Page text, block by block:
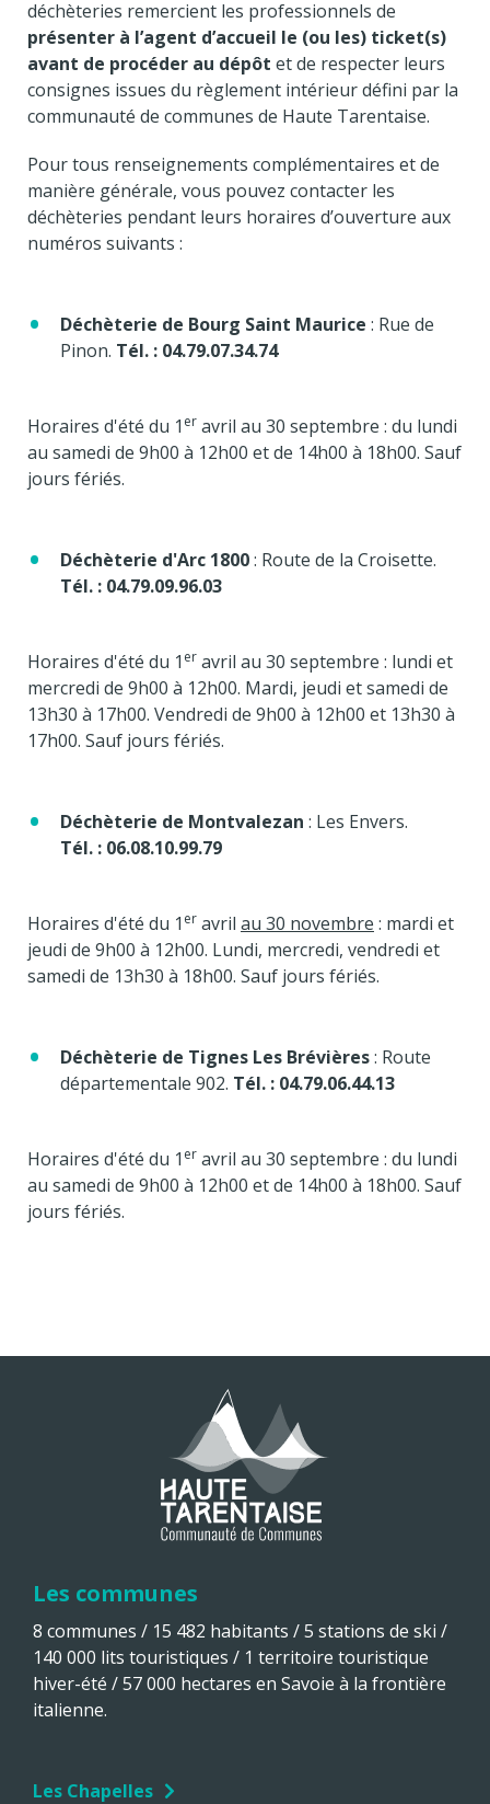
déchèteries remercient les professionnels de
présenter à l’agent d’accueil le (ou les) ticket(s)
avant de procéder au dépôt et de respecter leurs
consignes issues du règlement intérieur défini par la
communauté de communes de Haute Tarentaise.
Pour tous renseignements complémentaires et de
manière générale, vous pouvez contacter les
déchèteries pendant leurs horaires d’ouverture aux
numéros suivants :
Déchèterie de Bourg Saint Maurice : Rue de
Pinon. Tél. : 04.79.07.34.74
Horaires d'été du 1 er avril au 30 septembre : du lundi
au samedi de 9h00 à 12h00 et de 14h00 à 18h00. Sauf
jours fériés.
Déchèterie d'Arc 1800: Route de la Croisette.
Tél. : 04.79.09.96.03
Horaires d'été du 1 er avril au 30 septembre : lundi et
mercredi de 9h00 à 12h00. Mardi, jeudi et samedi de
13h30 à 17h00. Vendredi de 9h00 à 12h00 et 13h30 à
17h00. Sauf jours fériés.
Déchèterie de Montvalezan : Les Envers.
Tél. : 06.08.10.99.79
Horaires d'été du 1 er avril au 30 novembre : mardi et
jeudi de 9h00 à 12h00. Lundi, mercredi, vendredi et
samedi de 13h30 à 18h00. Sauf jours fériés.
Déchèterie de Tignes Les Brévières: Route
départementale 902. Tél. : 04.79.06.44.13
Horaires d'été du 1 er avril au 30 septembre : du lundi
au samedi de 9h00 à 12h00 et de 14h00 à 18h00. Sauf
jours fériés.
Les communes
8 communes / 15 482 habitants / 5 stations de ski /
140 000 lits touristiques / 1 territoire touristique
hiver-été / 57 000 hectares en Savoie à la frontière
italienne.
Les Chapelles